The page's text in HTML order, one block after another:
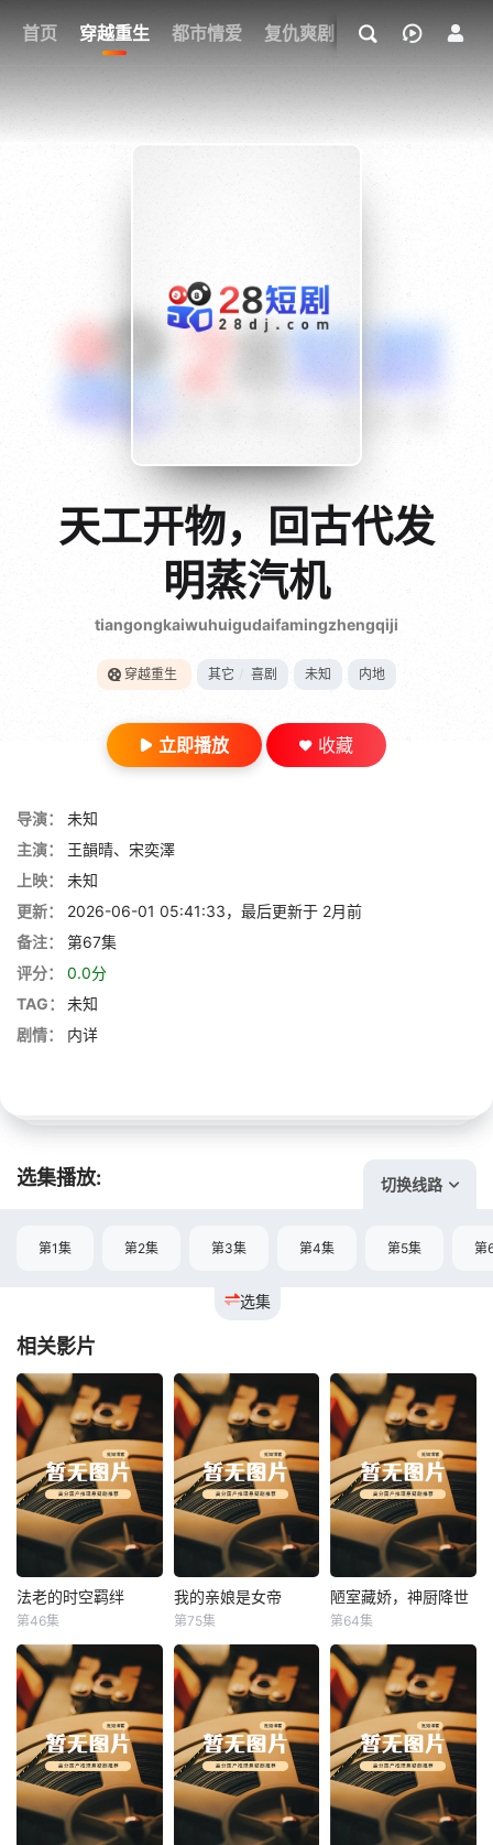
首页 穿越重生 都市情爱 复仇爽剧 玄幻武侠 奇幻
我的观影记录
{if condition="$obj.vod_points
28短剧
天工开物，回古代发
明蒸汽机
tiangongkaiwuhuigudaifamingzhengqiji
穿越重生 其它 喜剧 未知 内地
立即播放 收藏
导演：
未知
主演：
王韻晴、宋奕澤
上映：
未知
更新：
2026-06-01 05:41:33，最后更新于 2月前
备注：
第67集
评分：
0.0分
TAG：
未知
剧情：
内详
选集播放: 切换线路
选集
第1集 第2集 第3集 第4集 第5集 第
相关影片
法老的时空羁绊
法老的时空羁绊
第46集
我的亲娘是女帝
我的亲娘是女帝
第75集
陋室藏娇，神厨降世
陋室藏娇，神厨降世
第64集